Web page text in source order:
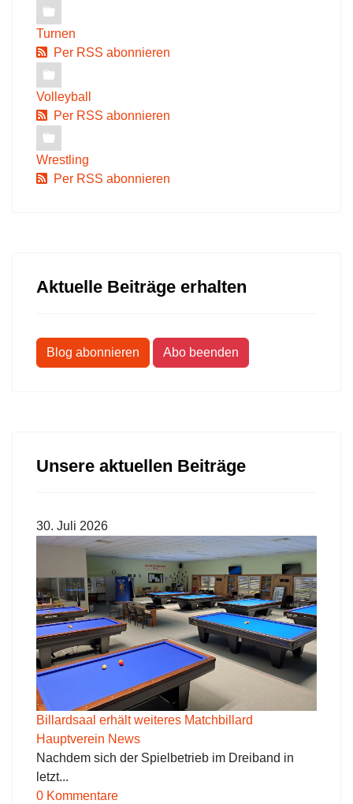
Turnen
Per RSS abonnieren
Volleyball
Per RSS abonnieren
Wrestling
Per RSS abonnieren
Aktuelle Beiträge erhalten
Blog abonnieren Abo beenden
Unsere aktuellen Beiträge
30. Juli 2026
Billardsaal erhält weiteres Matchbillard
Hauptverein News
Nachdem sich der Spielbetrieb im Dreiband in
letzt...
0 Kommentare